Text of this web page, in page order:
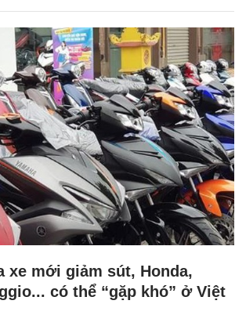
xe mới giảm sút, Honda,
có thể “gặp khó” ở Việt